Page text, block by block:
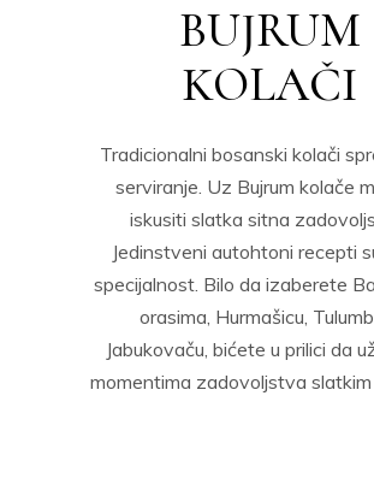
BUJRUM
KOLAČI
Tradicionalni bosanski kolači
serviranje. Uz Bujrum kolače
iskusiti slatka sitna
Jedinstveni autohtoni recepti
specijalnost. Bilo da izaberete
orasima, Hurmašicu,
Jabukovaču, bićete u prilici da
momentima zadovoljstva slatkim